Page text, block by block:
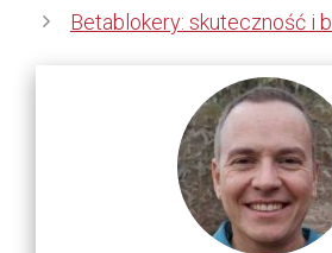
Betablokery: skuteczność i